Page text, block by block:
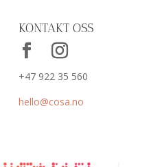
KONTAKT OSS
+47 922 35 560
hello@cosa.no